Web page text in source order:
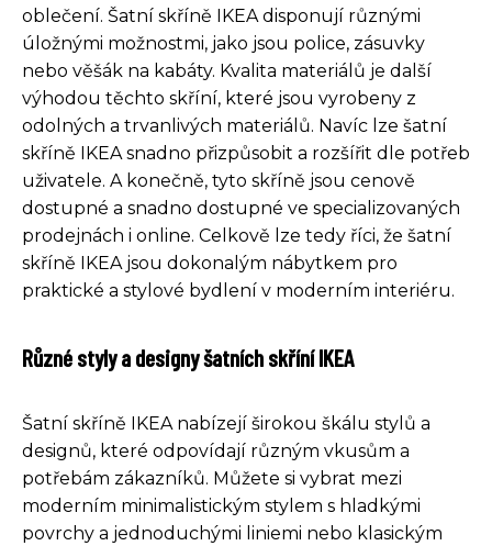
oblečení. Šatní skříně IKEA disponují různými
úložnými možnostmi, jako jsou police, zásuvky
nebo věšák na kabáty. Kvalita materiálů je další
výhodou těchto skříní, které jsou vyrobeny z
odolných a trvanlivých materiálů. Navíc lze šatní
skříně IKEA snadno přizpůsobit a rozšířit dle potřeb
uživatele. A konečně, tyto skříně jsou cenově
dostupné a snadno dostupné ve specializovaných
prodejnách i online. Celkově lze tedy říci, že šatní
skříně IKEA jsou dokonalým nábytkem pro
praktické a stylové bydlení v moderním interiéru.
Různé styly a designy šatních skříní IKEA
Šatní skříně IKEA nabízejí širokou škálu stylů a
designů, které odpovídají různým vkusům a
potřebám zákazníků. Můžete si vybrat mezi
moderním minimalistickým stylem s hladkými
povrchy a jednoduchými liniemi nebo klasickým